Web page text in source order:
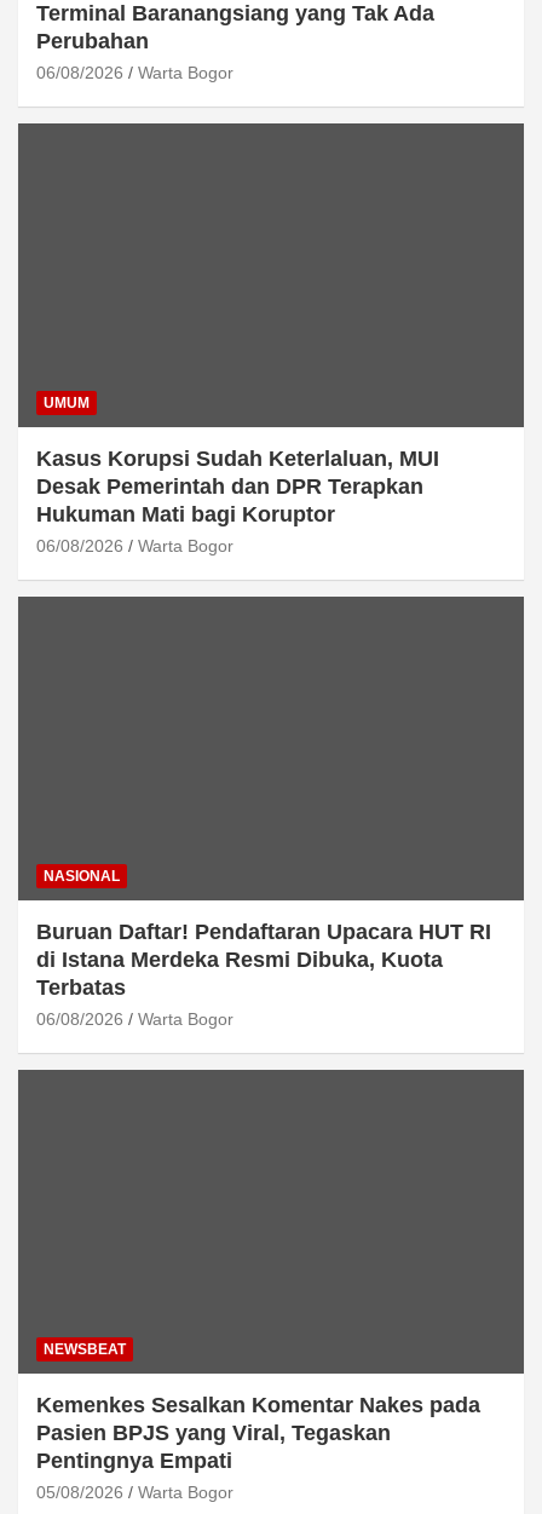
Terminal Baranangsiang yang Tak Ada
Perubahan
06/08/2026 Warta Bogor
UMUM
Kasus Korupsi Sudah Keterlaluan, MUI
Desak Pemerintah dan DPR Terapkan
Hukuman Mati bagi Koruptor
06/08/2026 Warta Bogor
NASIONAL
Buruan Daftar! Pendaftaran Upacara HUT RI
di Istana Merdeka Resmi Dibuka, Kuota
Terbatas
06/08/2026 Warta Bogor
NEWSBEAT
Kemenkes Sesalkan Komentar Nakes pada
Pasien BPJS yang Viral, Tegaskan
Pentingnya Empati
05/08/2026 Warta Bogor